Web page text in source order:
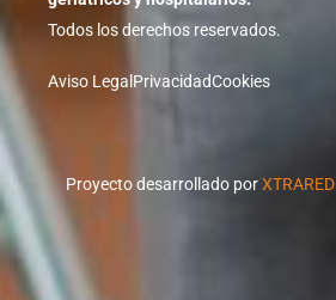
Todos los derechos reservados.
Aviso Legal PrivacidadCookies
Proyecto desarrollado porXTRARED